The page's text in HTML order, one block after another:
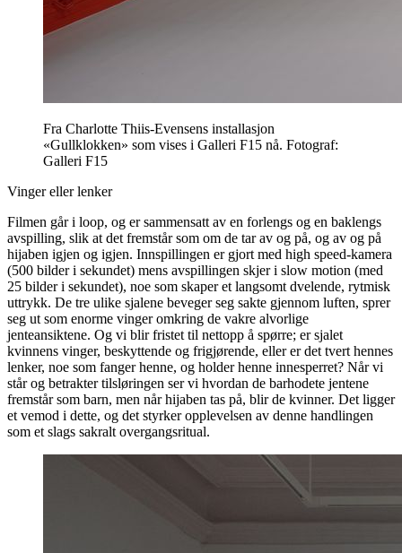
Fra Charlotte Thiis-Evensens installasjon
«Gullklokken» som vises i Galleri F15 nå. Fotograf:
Galleri F15
Vinger eller lenker
Filmen går i loop, og er sammensatt av en forlengs og en baklengs
avspilling, slik at det fremstår som om de tar av og på, og av og på
hijaben igjen og igjen. Innspillingen er gjort med high speed-kamera
(500 bilder i sekundet) mens avspillingen skjer i slow motion (med
25 bilder i sekundet), noe som skaper et langsomt dvelende, rytmisk
uttrykk. De tre ulike sjalene beveger seg sakte gjennom luften, sprer
seg ut som enorme vinger omkring de vakre alvorlige
jenteansiktene. Og vi blir fristet til nettopp å spørre; er sjalet
kvinnens vinger, beskyttende og frigjørende, eller er det tvert hennes
lenker, noe som fanger henne, og holder henne innesperret? Når vi
står og betrakter tilsløringen ser vi hvordan de barhodete jentene
fremstår som barn, men når hijaben tas på, blir de kvinner. Det ligger
et vemod i dette, og det styrker opplevelsen av denne handlingen
som et slags sakralt overgangsritual.